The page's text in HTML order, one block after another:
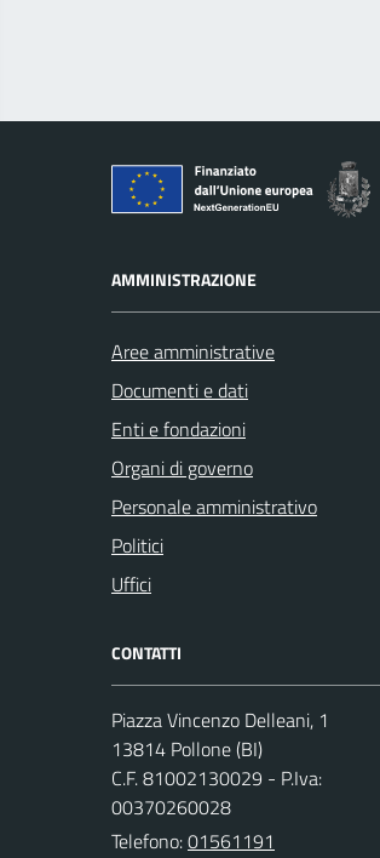
AMMINISTRAZIONE
Aree amministrative
Documenti e dati
Enti e fondazioni
Organi di governo
Personale amministrativo
Politici
Uffici
CONTATTI
Piazza Vincenzo Delleani, 1
13814 Pollone (BI)
C.F. 81002130029 - P.Iva:
00370260028
Telefono:01561191